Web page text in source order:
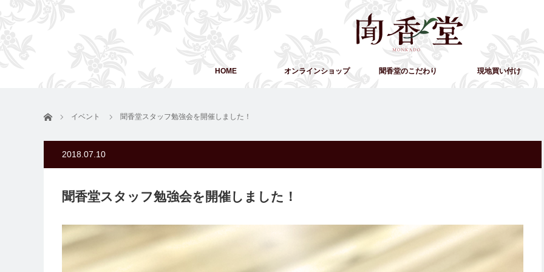
HOME オンラインショップ 聞香堂のこだわり 現地買い付け
ホーム イベント 聞香堂スタッフ勉強会を開催しました！
2018.07.10
聞香堂スタッフ勉強会を開催しました！